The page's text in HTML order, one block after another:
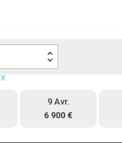
9 Avr.
6 900 €